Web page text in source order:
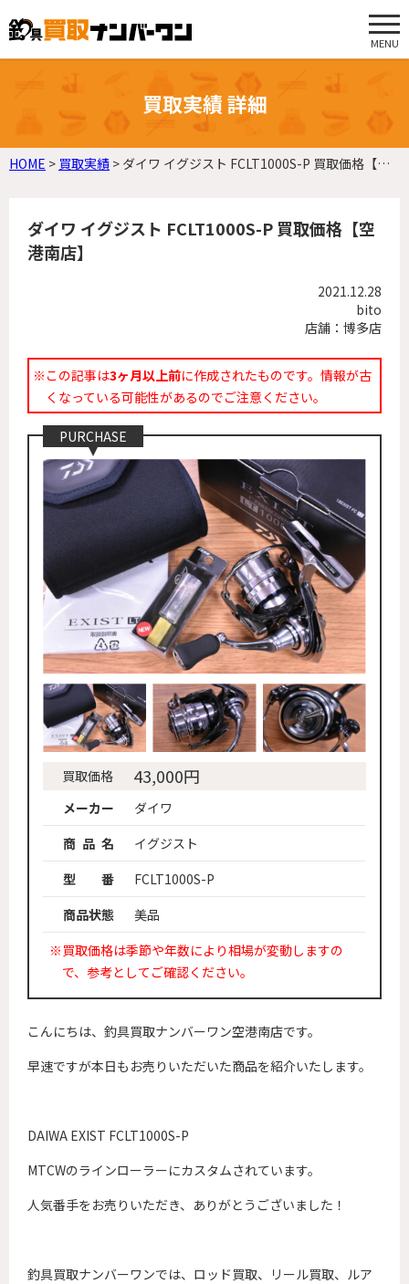
MENU
買取実績 詳細
HOME > 買取実績 > ダイワ イグジスト FCLT1000S-P 買取価格【空港南店】
ダイワ イグジスト FCLT1000S-P 買取価格【空
港南店】
2021.12.28
bito
店舗：博多店
※この記事は3ヶ月以上前に作成されたものです。情報が古
くなっている可能性があるのでご注意ください。
PURCHASE
買取価格 43,000円
メーカー
ダイワ
商 品 名
イグジスト
型 番
FCLT1000S-P
商品状態
美品
※買取価格は季節や年数により相場が変動しますの
で、参考としてご確認ください。
こんにちは、釣具買取ナンバーワン空港南店です。
早速ですが本日もお売りいただいた商品を紹介いたします。
DAIWA EXIST FCLT1000S-P
MTCWのラインローラーにカスタムされています。
人気番手をお売りいただき、ありがとうございました！
釣具買取ナンバーワンでは、ロッド買取、リール買取、ルア